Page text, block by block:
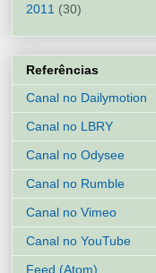
2011 (30)
Referências
Canal no Dailymotion
Canal no LBRY
Canal no Odysee
Canal no Rumble
Canal no Vimeo
Canal no YouTube
Feed (Atom)